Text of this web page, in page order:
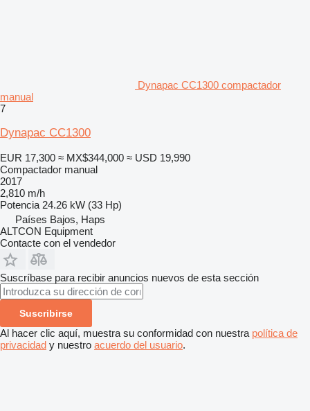
Dynapac CC1300 compactador
manual
7
Dynapac CC1300
EUR 17,300 ≈ MX$344,000 ≈ USD 19,990
Compactador manual
2017
2,810 m/h
Potencia 24.26 kW (33 Hp)
Países Bajos, Haps
ALTCON Equipment
Contacte con el vendedor
Suscríbase para recibir anuncios nuevos de esta sección
Suscribirse
Al hacer clic aquí, muestra su conformidad con nuestra política de
privacidad y nuestro acuerdo del usuario.